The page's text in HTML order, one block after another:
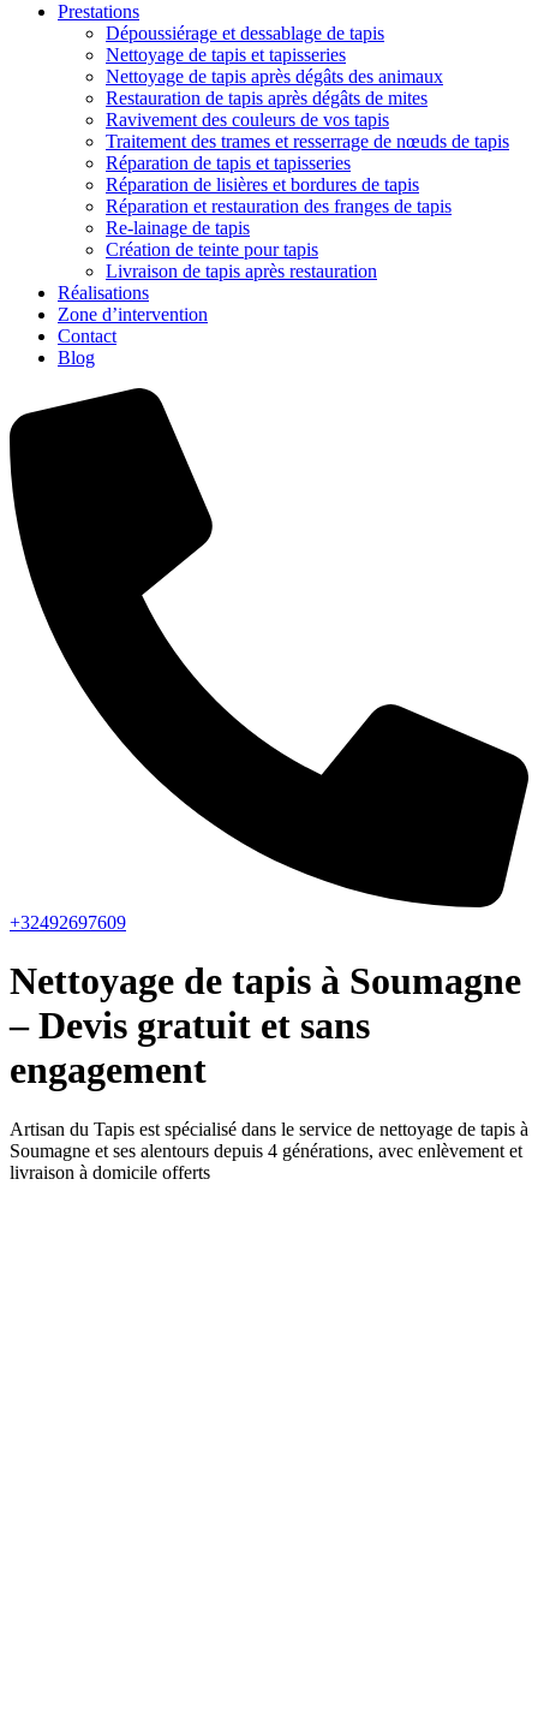
Prestations
Dépoussiérage et dessablage de tapis
Nettoyage de tapis et tapisseries
Nettoyage de tapis après dégâts des animaux
Restauration de tapis après dégâts de mites
Ravivement des couleurs de vos tapis
Traitement des trames et resserrage de nœuds de tapis
Réparation de tapis et tapisseries
Réparation de lisières et bordures de tapis
Réparation et restauration des franges de tapis
Re-lainage de tapis
Création de teinte pour tapis
Livraison de tapis après restauration
Réalisations
Zone d’intervention
Contact
Blog
+32492697609
Nettoyage de tapis à Soumagne
– Devis gratuit et sans
engagement
Artisan du Tapis est spécialisé dans le service de nettoyage de tapis à
Soumagne et ses alentours depuis 4 générations, avec enlèvement et
livraison à domicile offerts